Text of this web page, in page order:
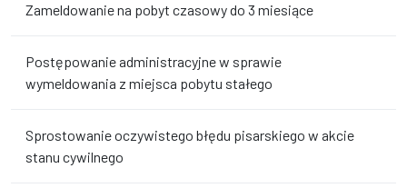
Zameldowanie na pobyt czasowy do 3 miesiące
Postępowanie administracyjne w sprawie
wymeldowania z miejsca pobytu stałego
Sprostowanie oczywistego błędu pisarskiego w akcie
stanu cywilnego